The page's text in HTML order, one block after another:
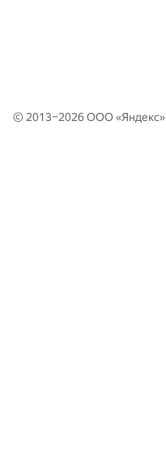
© 2013–2026 ООО «Яндекс»